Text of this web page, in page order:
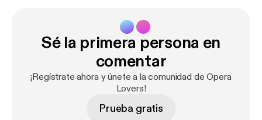
hasta el bel canto de Rossini, Bellini y Donizetti,
donde la agilidad y la altura del registro se
convirtieron en una auténtica competencia vocal.
Sé la primera persona en
comentar
¡Regístrate ahora y únete a la comunidad de Opera
Lovers!
Prueba gratis